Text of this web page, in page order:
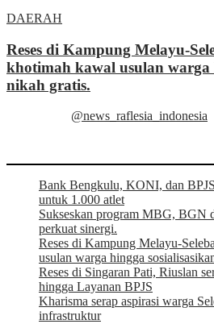
DAERAH
Reses di Kampung Melayu-
khotimah kawal usulan warga
nikah gratis.
@news_raflesia_indonesia
Bank Bengkulu, KONI, dan
untuk 1.000 atlet
Sukseskan program MBG, BGN
perkuat sinergi.
Reses di Kampung Melayu-
usulan warga hingga
Reses di Singaran Pati, Riuslan
hingga Layanan BPJS
Kharisma serap aspirasi warga
infrastruktur